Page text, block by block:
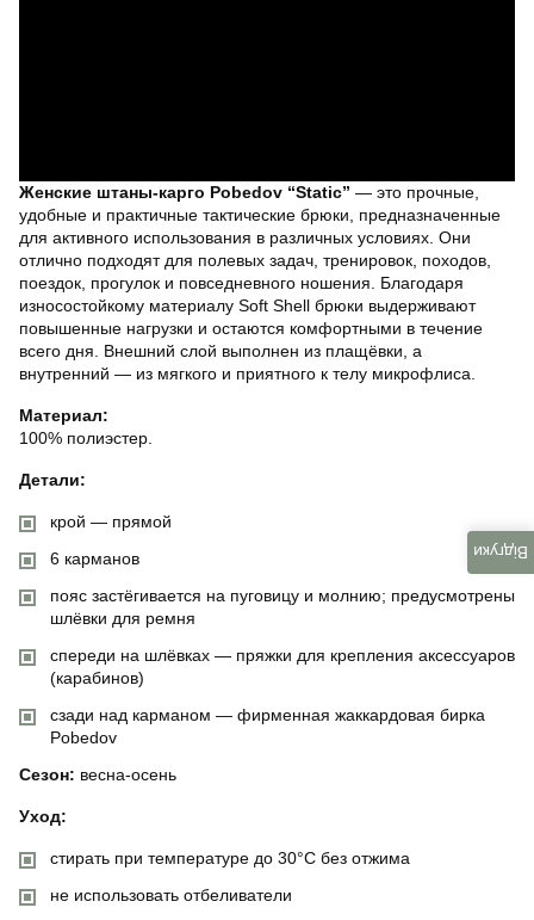
Женские штаны-карго Pobedov “Static” — это прочные,
удобные и практичные тактические брюки, предназначенные
для активного использования в различных условиях. Они
отлично подходят для полевых задач, тренировок, походов,
поездок, прогулок и повседневного ношения. Благодаря
износостойкому материалу Soft Shell брюки выдерживают
повышенные нагрузки и остаются комфортными в течение
всего дня. Внешний слой выполнен из плащёвки, а
внутренний — из мягкого и приятного к телу микрофлиса.
Материал:
100% полиэстер.
Детали:
крой — прямой
6 карманов
пояс застёгивается на пуговицу и молнию; предусмотрены
шлёвки для ремня
спереди на шлёвках — пряжки для крепления аксессуаров
(карабинов)
сзади над карманом — фирменная жаккардовая бирка
Pobedov
Сезон: весна-осень
Уход:
стирать при температуре до 30°C без отжима
не использовать отбеливатели
Відгуки